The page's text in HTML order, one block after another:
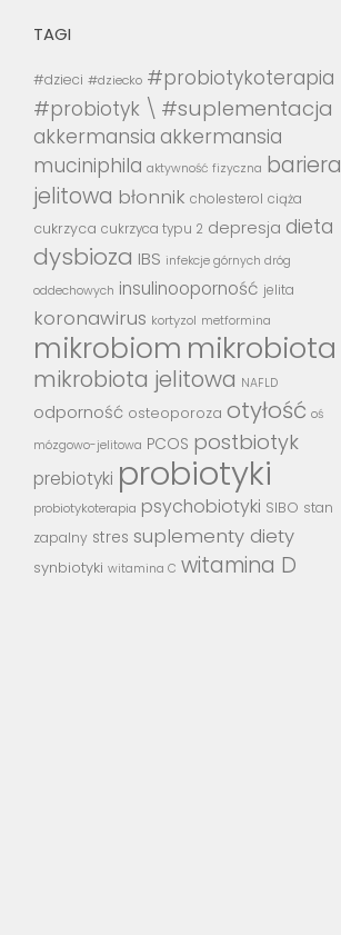
TAGI
#dzieci #dziecko #probiotykoterapia
#probiotyk \ #suplementacja
akkermansia akkermansia
muciniphila aktywność fizyczna bariera
jelitowa błonnik cholesterol ciąża
cukrzyca cukrzyca typu 2 depresja dieta
dysbioza IBS infekcje górnych dróg
oddechowych insulinooporność jelita
koronawirus kortyzol metformina
mikrobiom mikrobiota
mikrobiota jelitowa NAFLD
odporność osteoporoza otyłość oś
mózgowo-jelitowa PCOS postbiotyk
prebiotyki probiotyki
probiotykoterapia psychobiotyki SIBO stan
zapalny stres suplementy diety
synbiotyki witamina C witamina D